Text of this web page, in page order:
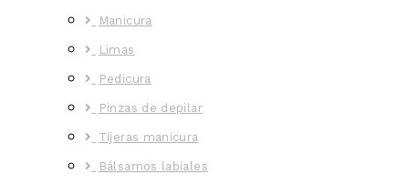
Manicura
Limas
Pedicura
Pinzas de depilar
Tijeras manicura
Bálsamos labiales